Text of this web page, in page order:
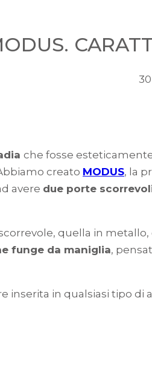
che fosse
creato MODUS, la
avere due porte
quella in
funge da maniglia,
inserita in qualsiasi tipo